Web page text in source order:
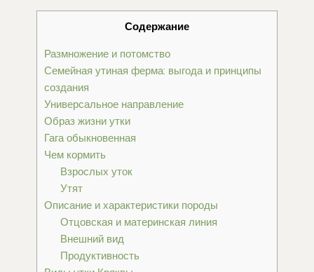
Содержание
Размножение и потомство
Семейная утиная ферма: выгода и принципы
создания
Универсальное направление
Образ жизни утки
Гага обыкновенная
Чем кормить
Взрослых уток
Утят
Описание и характеристики породы
Отцовская и материнская линия
Внешний вид
Продуктивность